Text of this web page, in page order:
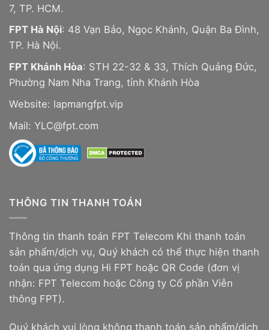
7, TP. HCM.
FPT Hà Nội: 48 Vạn Bảo, Ngọc Khánh, Quận Ba Đình,
TP. Hà Nội.
FPT Khánh Hòa: STH 22-32 & 33, Thích Quảng Đức,
Phường Nam Nha Trang, tỉnh Khánh Hòa
Website: lapmangfpt.vip
Mail: YLC@fpt.com
THÔNG TIN THANH TOÁN
Thông tin thanh toán FPT Telecom Khi thanh toán
sản phẩm/dịch vụ, Quý khách có thể thực hiện thanh
toán qua ứng dụng Hi FPT hoặc QR Code (đơn vị
nhận: FPT Telecom hoặc Công ty Cổ phần Viễn
thông FPT).
Quý khách vui lòng không thanh toán sản phẩm/dịch